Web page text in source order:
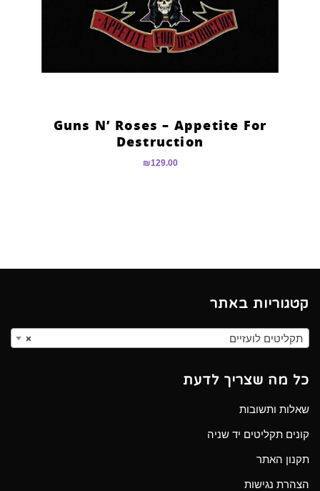
Guns N’ Roses – Appetite For
Destruction
₪129.00
קטגוריות באתר
× תקליטים לועזיים
כל מה שצריך לדעת
שאלות ותשובות
קונים תקליטים יד שניה
תקנון האתר
הצהרת נגישות